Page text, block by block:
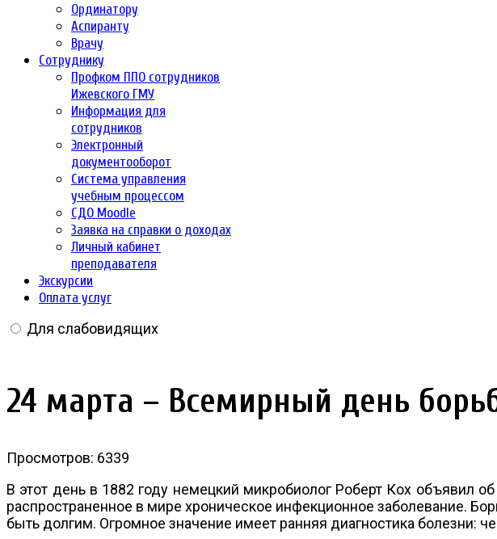
Ординатору
Аспиранту
Врачу
Сотруднику
Профком ППО сотрудников
Ижевского ГМУ
Информация для
сотрудников
Электронный
документооборот
Система управления
учебным процессом
СДО Moodle
Заявка на справки о доходах
Личный кабинет
преподавателя
Экскурсии
Оплата услуг
Для слабовидящих
24 марта – Всемирный день
Просмотров: 6339
В этот день в 1882 году немецкий микробиолог Роберт Кох объявил
распространенное в мире хроническое инфекционное заболевание.
быть долгим. Огромное значение имеет ранняя диагностика